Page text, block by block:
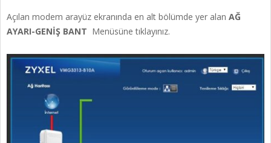
Açılan modem arayüz ekranında en alt bölümde yer alan AĞ
AYARI-GENİŞ BANT Menüsüne tıklayınız.